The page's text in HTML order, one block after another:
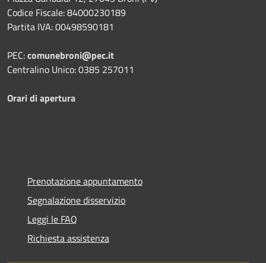
Codice Fiscale: 84000230189
Partita IVA: 00498590181
PEC:comunebroni@pec.it
Centralino Unico: 0385 257011
Orari di apertura
Prenotazione appuntamento
Segnalazione disservizio
Leggi le FAQ
Richiesta assistenza